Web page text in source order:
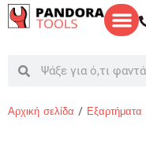
Μετάβαση
στο
SearchSearch
Αρχική σελίδα / Εξαρτήματα